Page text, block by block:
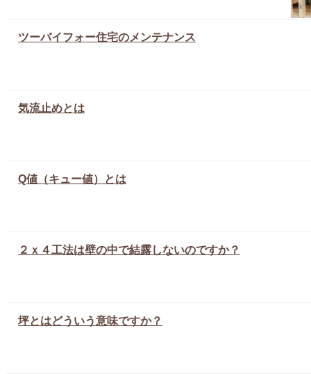
ツーバイフォー住宅のメンテナンス
気流止めとは
Q値（キュー値）とは
２ｘ４工法は壁の中で結露しないのですか？
坪とはどういう意味ですか？